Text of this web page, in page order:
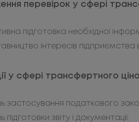
перевірок у сфері
підготовка необхідної
інтересів
у сфері трансфертного
застосування податкового
підготовки звіту і документації;